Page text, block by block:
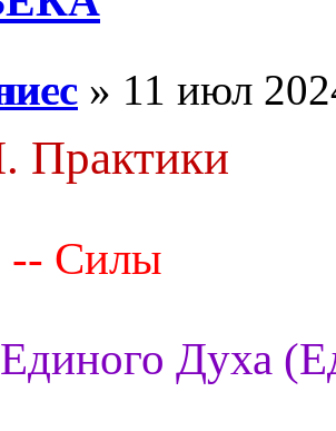
» 11 июл
Практики
-- Силы
Духа